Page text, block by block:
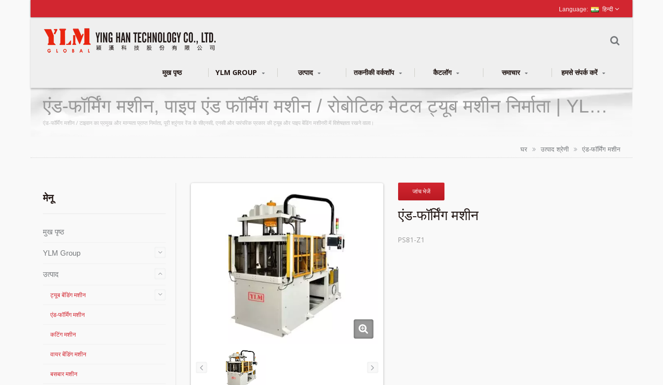
हिन्दी
मुख पृष्ठ YLM GROUP उत्पाद तकनीकी वर्कशॉप कैटलॉग समाचार हमसे संपर्क करें
एंड-फॉर्मिंग मशीन, पाइप एंड फॉर्मिंग मशीन / रोबोटिक मेटल ट्यूब मशीन निर्माता | YLM
Group
एंड-फॉर्मिंग मशीन / टाइवान का प्रमुख और मान्यता प्राप्त निर्माता, पूरी श्रृंगार रेंज के सीएनसी, एनसी और पारंपरिक प्रकार की ट्यूब और पाइप बेंडिंग मशीनरी में विशेषज्ञता रखने वाला।
घर उत्पाद श्रेणी एंड-फॉर्मिंग मशीन
मेनू
मुख पृष्ठ
YLM Group
उत्पाद
ट्यूब बेंडिंग मशीन
एंड-फॉर्मिंग मशीन
कटिंग मशीन
वायर बेंडिंग मशीन
बसबार मशीन
जांच भेजें
एंड-फॉर्मिंग मशीन
PS81-Z1